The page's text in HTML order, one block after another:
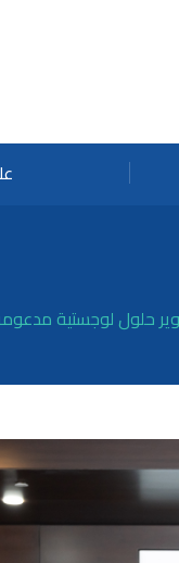
لوجستية